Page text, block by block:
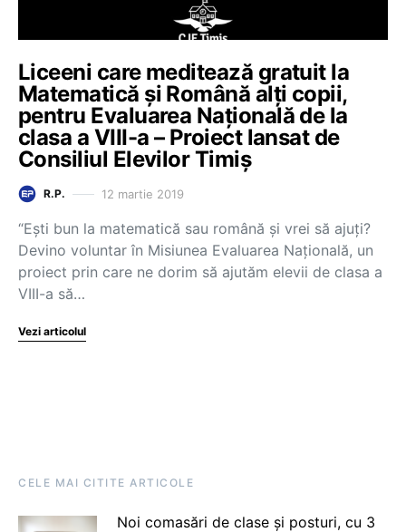
Liceeni care meditează gratuit la
Matematică și Română alți copii,
pentru Evaluarea Națională de la
clasa a VIII-a – Proiect lansat de
Consiliul Elevilor Timiș
R.P. 12 martie 2019
“Ești bun la matematică sau română și vrei să ajuți?
Devino voluntar în Misiunea Evaluarea Națională, un
proiect prin care ne dorim să ajutăm elevii de clasa a
VIII-a să…
Vezi articolul
CELE MAI CITITE ARTICOLE
Noi comasări de clase și posturi, cu 3